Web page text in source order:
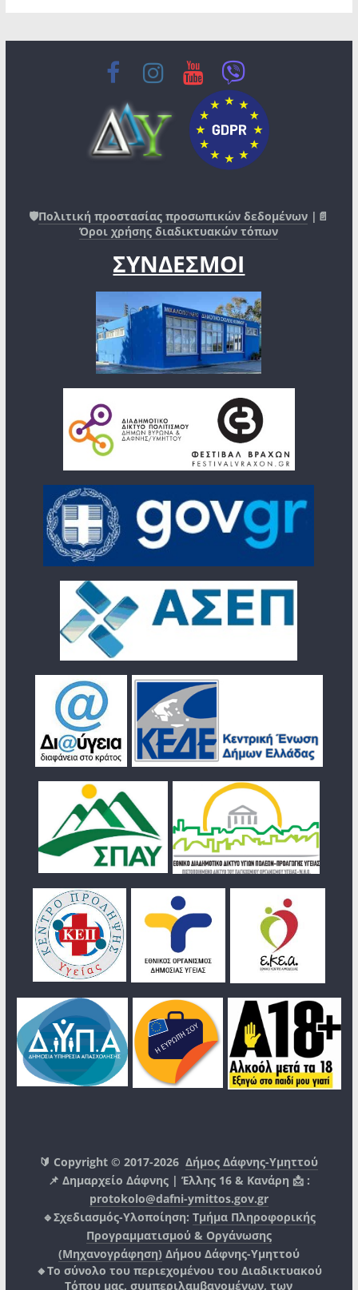
🛡️Πολιτική προστασίας προσωπικών δεδομένων |📄
Όροι χρήσης διαδικτυακών τόπων
ΣΥΝΔΕΣΜΟΙ
🔰 Copyright © 2017-2026Δήμος Δάφνης-Υμηττού
📌 Δημαρχείο Δάφνης | Έλλης 16 & Κανάρη 📩 :
protokolo@dafni-ymittos.gov.gr
🔹Σχεδιασμός-Υλοποίηση: Τμήμα Πληροφορικής
Προγραμματισμού & Οργάνωσης
(Μηχανογράφηση) Δήμου Δάφνης-Υμηττού
🔸Το σύνολο του περιεχομένου του Διαδικτυακού
Τόπου μας, συμπεριλαμβανομένων, των